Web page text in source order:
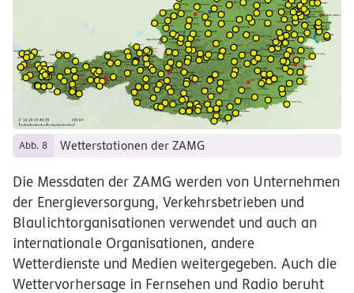
Abb. 8 Wetterstationen der ZAMG
Die Messdaten der ZAMG werden von Unternehmen
der Energieversorgung, Verkehrsbetrieben und
Blaulichtorganisationen verwendet und auch an
internationale Organisationen, andere
Wetterdienste und Medien weitergegeben. Auch die
Wettervorhersage in Fernsehen und Radio beruht